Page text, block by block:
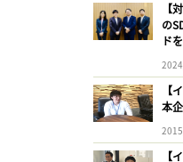
【
の
ド
【
本
【